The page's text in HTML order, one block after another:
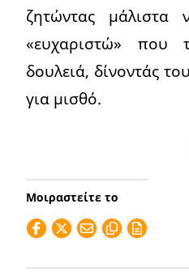
ζητώντας
«ευχαριστώ» που
δουλειά, δίνοντάς
για μισθό.
Μοιραστείτε το